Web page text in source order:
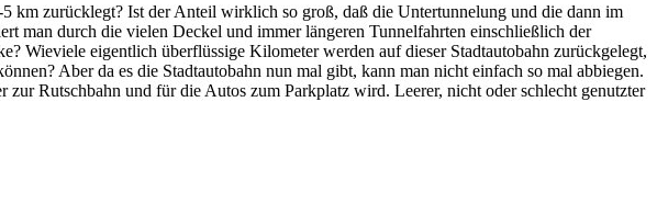
km zurücklegt? Ist der Anteil wirklich so groß, daß die Untertunnelung und die dann im
man durch die vielen Deckel und immer längeren Tunnelfahrten einschließlich der
Wieviele eigentlich überflüssige Kilometer werden auf dieser Stadtautobahn zurückgelegt,
Aber da es die Stadtautobahn nun mal gibt, kann man nicht einfach so mal abbiegen.
Rutschbahn und für die Autos zum Parkplatz wird. Leerer, nicht oder schlecht genutzter